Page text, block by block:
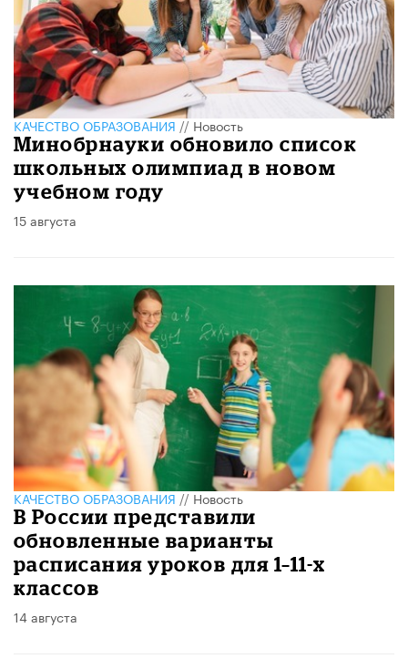
КАЧЕСТВО ОБРАЗОВАНИЯ//Новость
Минобрнауки обновило список
школьных олимпиад в новом
учебном году
15 августа
КАЧЕСТВО ОБРАЗОВАНИЯ//Новость
В России представили
обновленные варианты
расписания уроков для 1–11-х
классов
14 августа